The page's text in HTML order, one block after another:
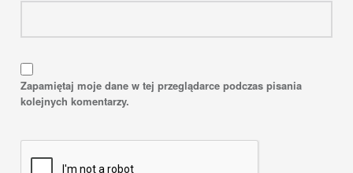
Zapamiętaj moje dane w tej przeglądarce podczas pisania
kolejnych komentarzy.